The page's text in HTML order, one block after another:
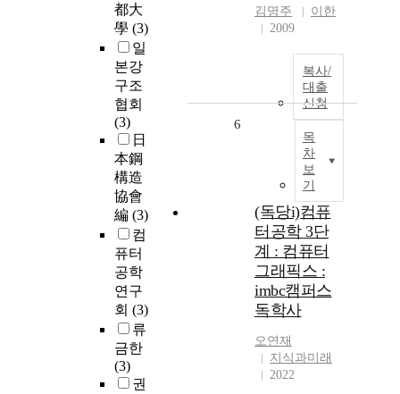
都大
學 (3)
일
본강
구조
협회
(3)
日
本鋼
構造
協會
編 (3)
컴
퓨터
공학
연구
회 (3)
류
금한
(3)
권
김명주
이한
2009
복사/
대출
신청
목
차
보
기
6
(독당i)컴퓨
터공학 3단
계 : 컴퓨터
그래픽스 :
imbc캠퍼스
독학사
오연재
지식과미래
2022